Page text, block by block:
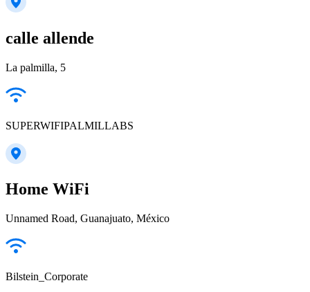
calle allende
La palmilla, 5
SUPERWIFIPALMILLABS
Home WiFi
Unnamed Road, Guanajuato, México
Bilstein_Corporate